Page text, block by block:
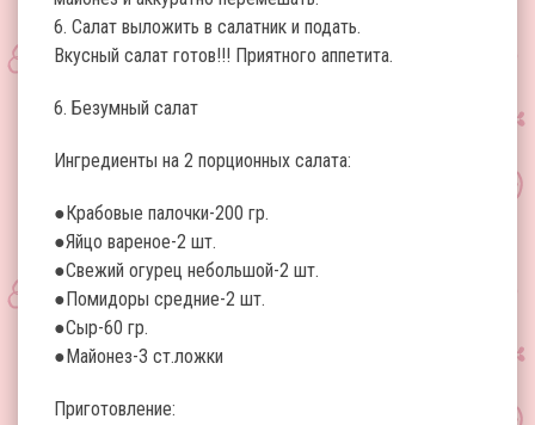
6. Салат выложить в салатник и подать.
Вкусный салат готов!!! Приятного аппетита.
6. Безумный салат
Ингредиенты на 2 порционных салата:
●Крабовые палочки-200 гр.
●Яйцо вареное-2 шт.
●Свежий огурец небольшой-2 шт.
●Помидоры средние-2 шт.
●Сыр-60 гр.
●Майонез-3 ст.ложки
Приготовление: